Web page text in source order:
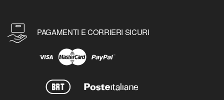
PAGAMENTI E CORRIERI SICURI